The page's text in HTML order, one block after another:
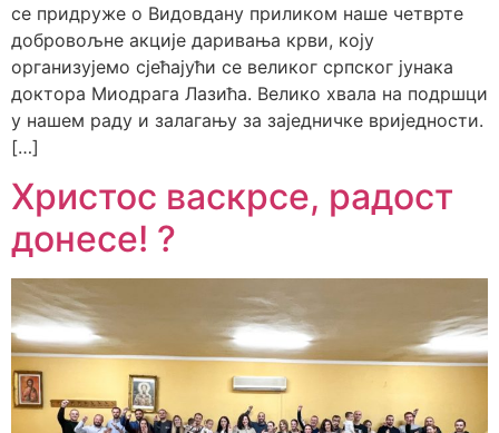
се придруже о Видовдану приликом наше четврте
добровољне акције даривања крви, коју
организујемо сјећајући се великог српског јунака
доктора Миодрага Лазића. Велико хвала на подршци
у нашем раду и залагању за заједничке вриједности.
[…]
Христос васкрсе, радост
донесе! ?